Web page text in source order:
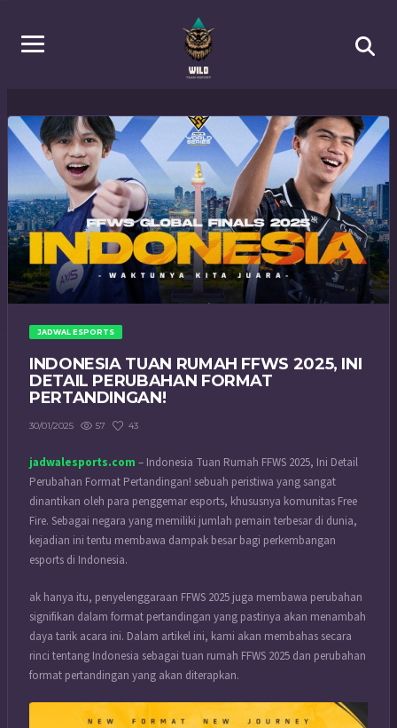
JADWAL ESPORTS
INDONESIA TUAN RUMAH FFWS 2025, INI
DETAIL PERUBAHAN FORMAT
PERTANDINGAN!
30/01/2025 57 43
jadwalesports.com – Indonesia Tuan Rumah FFWS 2025, Ini Detail
Perubahan Format Pertandingan! sebuah peristiwa yang sangat
dinantikan oleh para penggemar esports, khususnya komunitas Free
Fire. Sebagai negara yang memiliki jumlah pemain terbesar di dunia,
kejadian ini tentu membawa dampak besar bagi perkembangan
esports di Indonesia.
ak hanya itu, penyelenggaraan FFWS 2025 juga membawa perubahan
signifikan dalam format pertandingan yang pastinya akan menambah
daya tarik acara ini. Dalam artikel ini, kami akan membahas secara
rinci tentang Indonesia sebagai tuan rumah FFWS 2025 dan perubahan
format pertandingan yang akan diterapkan.